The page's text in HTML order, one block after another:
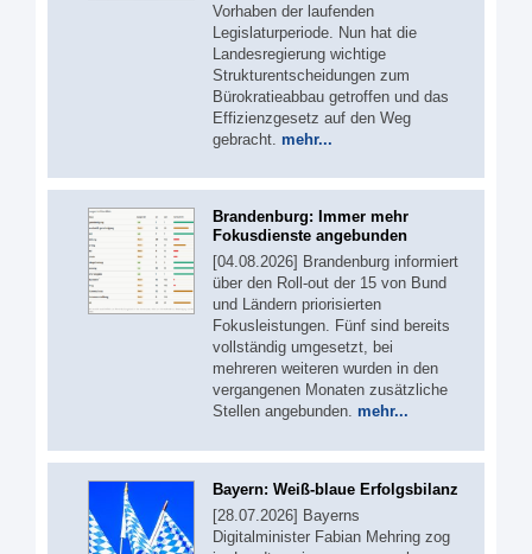
Vorhaben der laufenden
Legislaturperiode. Nun hat die
Landesregierung wichtige
Strukturentscheidungen zum
Bürokratieabbau getroffen und das
Effizienzgesetz auf den Weg
gebracht. mehr...
Brandenburg: Immer mehr
Fokusdienste angebunden
[04.08.2026] Brandenburg informiert
über den Roll-out der 15 von Bund
und Ländern priorisierten
Fokusleistungen. Fünf sind bereits
vollständig umgesetzt, bei
mehreren weiteren wurden in den
vergangenen Monaten zusätzliche
Stellen angebunden. mehr...
Bayern: Weiß-blaue Erfolgsbilanz
[28.07.2026] Bayerns
Digitalminister Fabian Mehring zog